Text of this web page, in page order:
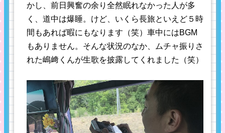
かし、前日興奮の余り全然眠れなかった人が多
く、道中は爆睡。けど、いくら長旅といえど５時
間もあれば暇にもなります（笑）車中にはBGM
もありません。そんな状況のなか、ムチャ振りさ
れた嶋﨑くんが生歌を披露してくれました（笑）